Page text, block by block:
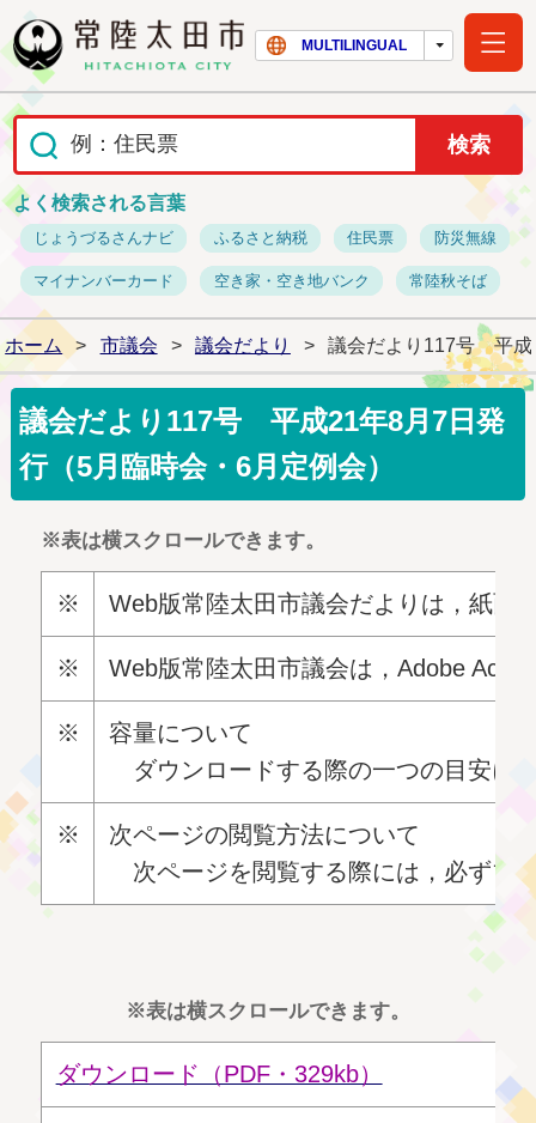
常陸太田市ホー
MULTILINGUAL
よく検索される言葉
じょうづるさんナビ ふるさと納税 住民票 防災無線
マイナンバーカード 空き家・空き地バンク 常陸秋そば
ホーム > 市議会 > 議会だより > 議会だより117号 平成
議会だより117号 平成21年8月7日発
行（5月臨時会・6月定例会）
※表は横スクロールできます。
※ Web版常陸太田市議会だよりは，紙面
※ Web版常陸太田市議会は，Adobe
※
容量について
ダウンロードする際の一つの目安に
※
次ページの閲覧方法について
次ページを閲覧する際には，必ずブ
※表は横スクロールできます。
ダウンロード（PDF・329kb）